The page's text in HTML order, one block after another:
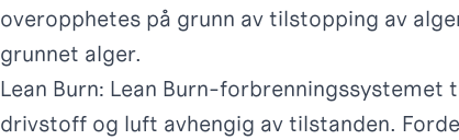
overopphetes på grunn av tilstopping av
grunnet alger.
Lean Burn: Lean Burn-
drivstoff og luft avhengig av tilstanden.